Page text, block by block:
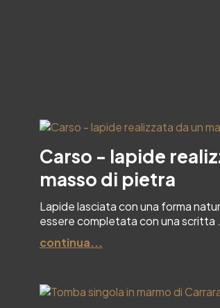
Carso - lapide
masso di pietra
Lapide lasciata con una forma
essere completata con una scritta
continua...